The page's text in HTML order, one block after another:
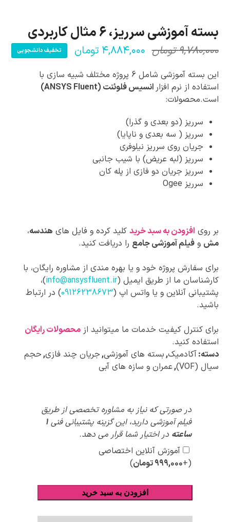
بسته آموزشی سرریز، 6 مثال کاربردی
۹,۷۸۰,۰۰۰ تومان
قیمت
اصلی:
۹,۷۸۰,۰۰۰ تومان
بود.
۴,۸۸۴,۰۰۰ تومان
قیمت
فعلی:
۴,۸۸۴,۰۰۰ تومان.
تخفیف دانشجویی
این بسته آموزشی شامل 6 پروژه مختلف شبیه سازی با
استفاده از نرم افزار انسیس فلوئنت (ANSYS Fluent)
است.محصولات:
سرریز (دو بعدی و گذرا)
سرریز ( سه بعدی و ناپایا)
جریان روی سرریز نیلوفری
سرریز (لبه عریض) با شیب جانبی
سرریز جریان دو فازی از پله کان
سرریز Ogee
بر روی افزودن به سبد خرید کلید کرده و فایل های هندسه،
مش وفیلم آموزشی جامع را دریافت کنید.
برای سفارش پروژه خود و یا بهره مندی از مشاوره رایگان، با
کارشناسان ما از طریق ایمیل (info@ansysfluent.ir)،
پشتیبانی آنلاین و یا واتس اپ (09126238673) در ارتباط
باشید.
برای کنترل کیفیت خدمات ما میتوانید ازمحصولات رایگان
استفاده کنید.
دسته:آکادمیک,بسته های آموزشی,جریان چند فازی,حجم
سیال (VOF)
,عمران و سازه های آبی
پیشنهادات
ویژه
در صورتی که نیاز به مشاوره تخصصی از طریق
فیلم آموزشی دارید، این گزینه پشتیبانی فنی 1
ساعته در اختیار شما قرار می دهد.
آموزش آنلاین اختصاصی
(+۹۹۹,۰۰۰تومان)
افزودن به سبد خرید